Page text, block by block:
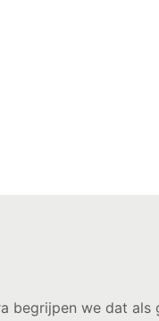
begrijpen we dat als